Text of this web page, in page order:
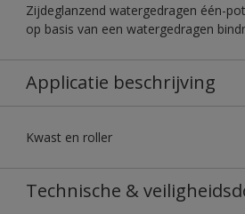
Zijdeglanzend watergedragen één-
op basis van een watergedragen
Applicatie beschrijving
Kwast en roller
Technische &